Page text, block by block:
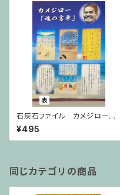
石灰石ファイル カメジロー名
言入り【不屈館オリジナル】
¥495
同じカテゴリの商品